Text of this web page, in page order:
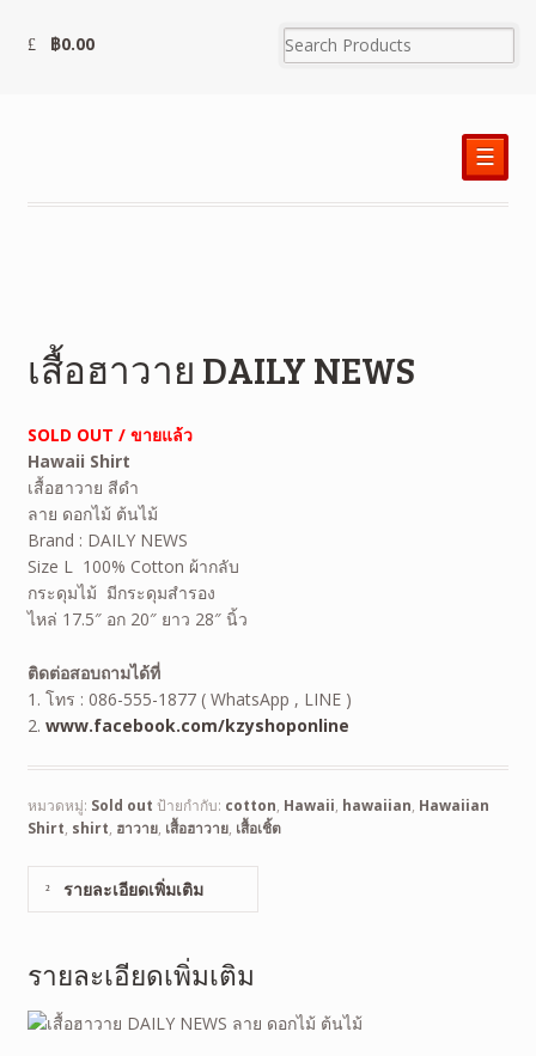
฿0.00
☰
เสื้อฮาวาย DAILY NEWS
SOLD OUT / ขายแล้ว
Hawaii Shirt
เสื้อฮาวาย สีดำ
ลาย ดอกไม้ ต้นไม้
Brand : DAILY NEWS
Size L 100% Cotton ผ้ากลับ
กระดุมไม้ มีกระดุมสำรอง
ไหล่ 17.5″ อก 20″ ยาว 28″ นิ้ว
ติดต่อสอบถามได้ที่
1. โทร : 086-555-1877 ( WhatsApp , LINE )
2. www.facebook.com/kzyshoponline
หมวดหมู่: Sold out ป้ายกำกับ: cotton, Hawaii, hawaiian, Hawaiian
Shirt, shirt, ฮาวาย, เสื้อฮาวาย, เสื้อเชิ้ต
รายละเอียดเพิ่มเติม
รายละเอียดเพิ่มเติม